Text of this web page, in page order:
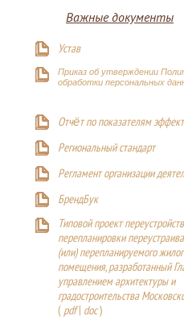
Важные документы
Устав
Приказ об утверждении
обработки персональных
Отчёт по показателям
Региональный стандарт
Регламент организации
БрендБук
Типовой проект
перепланировки
(или) перепланируемого
помещения, разработанный
управлением архитектуры и
градостроительства
(pdf| doc)